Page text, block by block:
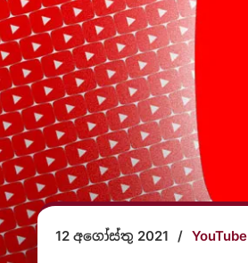
12 අගෝස්තු 2021 / YouTube